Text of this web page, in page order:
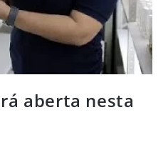
aberta nesta